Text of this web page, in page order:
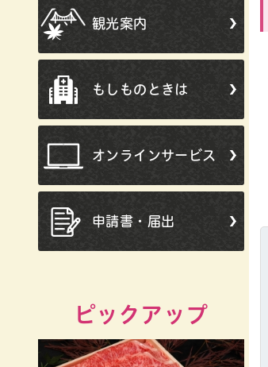
観光案内
もしものときは
オンラインサービス
申請書・届出
ピックアップ